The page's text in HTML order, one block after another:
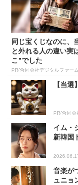
同じ宝くじなのに、
と外れる人の違い実
こ”でした
PR(合同会社デジタルファー
【当
PR(合同
イム・
新韓国
音楽が
ュニョ